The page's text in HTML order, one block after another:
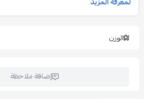
الوزن
إضافة ملاحظة